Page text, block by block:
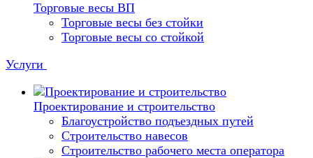
Торговые весы ВП
Торговые весы без стойки
Торговые весы со стойкой
Услуги
Проектирование и строительство
Благоустройство подъездных путей
Строительство навесов
Строительство рабочего места оператора